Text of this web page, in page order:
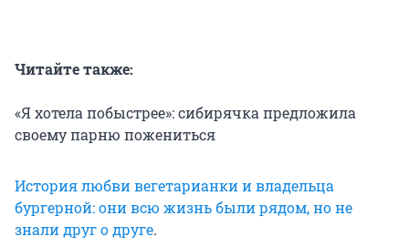
Читайте также:
«Я хотела побыстрее»: сибирячка предложила
своему парню пожениться
История любви вегетарианки и владельца
бургерной: они всю жизнь были рядом, но не
знали друг о друге.